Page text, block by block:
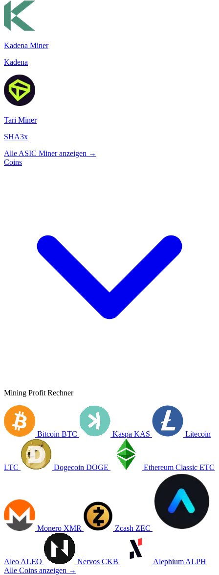
Kadena Miner
Kadena
Tari Miner
SHA3x
Alle ASIC Miner anzeigen →
Coins
Mining Profit Rechner
Bitcoin BTC Kaspa KAS Litecoin
LTC Dogecoin DOGE Ethereum Classic ETC
Monero XMR Zcash ZEC
Aleo ALEO Nervos CKB Alephium ALPH
Alle Coins anzeigen →